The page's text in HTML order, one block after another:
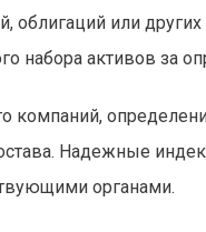
облигаций или
набора активов за
Надежные
органами.